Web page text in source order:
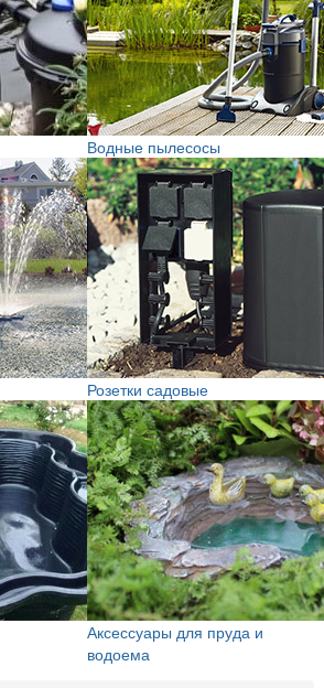
Водные пылесосы
Розетки садовые
Аксессуары для пруда и
водоема